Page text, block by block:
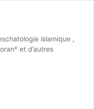
islamique ,
et d’autres